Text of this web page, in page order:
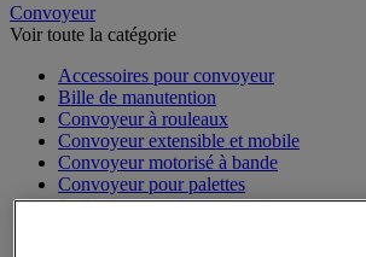
Convoyeur
Voir toute la catégorie
Accessoires pour convoyeur
Bille de manutention
Convoyeur à rouleaux
Convoyeur extensible et mobile
Convoyeur motorisé à bande
Convoyeur pour palettes
Rail et barrette de manutention